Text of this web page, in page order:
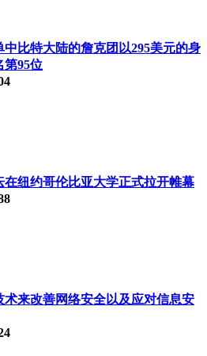
中比特大陆的詹克团以295美元的身
第95位
在纽约哥伦比亚大学正式拉开帷幕
术来改善网络安全以及应对信息安